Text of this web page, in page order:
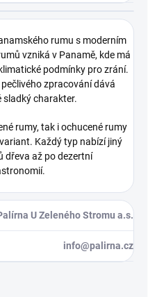
rumu s moderním
vzniká v Panamě, kde má
podmínky pro zrání.
zpracování dává
sladký charakter.
rumy, tak i ochucené rumy
Každý typ nabízí jiný
dřeva až po dezertní
U Zeleného Stromu a.s.
info@palirna.cz